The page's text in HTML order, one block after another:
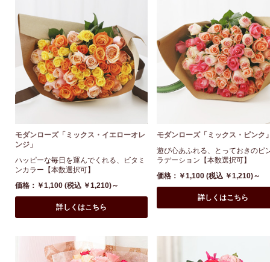
モダンローズ「ミックス・イエローオレ
ンジ」
ハッピーな毎日を運んでくれる、ビタミ
ンカラー【本数選択可】
価格：￥1,100 (税込 ￥1,210)～
詳しくはこちら
モダンローズ「ミックス・ピンク
遊び心あふれる、とっておきのピ
ラデーション【本数選択可】
価格：￥1,100 (税込 ￥1,210)～
詳しくはこちら